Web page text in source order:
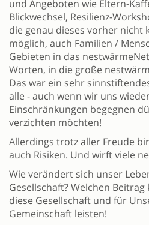
und Angeboten wie Eltern-
Blickwechsel, Resilienz-
die genau dieses vorher nicht
möglich, auch Familien /
Gebieten in das
Worten, in die große
Das war ein sehr
alle - auch wenn wir uns
Einschränkungen begegnen
verzichten möchten!
Allerdings trotz aller Freude
auch Risiken. Und wirft viele
Wie verändert sich unser
Gesellschaft? Welchen
diese Gesellschaft und für
Gemeinschaft leisten!